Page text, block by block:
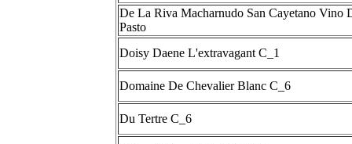
De La Riva Macharnudo San Cayetano Vino
Pasto
Doisy Daene L'extravagant C_1
Domaine De Chevalier Blanc C_6
Du Tertre C_6